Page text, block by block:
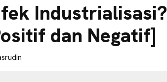
Industrialisasi?
dan Negatif]